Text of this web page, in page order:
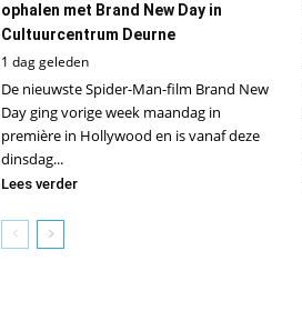
ophalen met Brand New Day in
Cultuurcentrum Deurne
1 dag geleden
De nieuwste Spider-Man-film Brand New
Day ging vorige week maandag in
première in Hollywood en is vanaf deze
dinsdag...
Lees verder